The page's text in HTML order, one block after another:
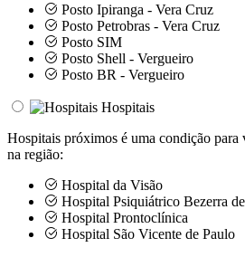
Posto Ipiranga - Vera Cruz
Posto Petrobras - Vera Cruz
Posto SIM
Posto Shell - Vergueiro
Posto BR - Vergueiro
Hospitais
Hospitais próximos é uma condição para
na região:
Hospital da Visão
Hospital Psiquiátrico Bezerra
Hospital Prontoclínica
Hospital São Vicente de Paulo